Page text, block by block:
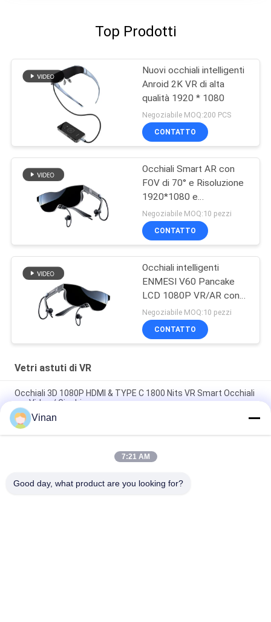
Top Prodotti
Nuovi occhiali intelligenti
Anroid 2K VR di alta
qualità 1920 * 1080
Negoziabile MOQ:200 PCS
CONTATTO
Occhiali Smart AR con
FOV di 70° e Risoluzione
1920*1080 e
Connettività USB-C
HDMI
Negoziabile MOQ:10 pezzi
CONTATTO
Occhiali intelligenti
ENMESI V60 Pancake
LCD 1080P VR/AR con
tipo C e HDMI
Negoziabile MOQ:10 pezzi
CONTATTO
Vetri astuti di VR
Occhiali 3D 1080P HDMI & TYPE C 1800 Nits VR Smart Occhiali
per Video / Giochi
ENMESI V50 Occhiali intelligenti AR/VR OLED 3000 Nits 1080P
Display montato sulla testa con USB-C
ENMESI V30 43 gradi USB-C & HDMI Interfaccia VR Smart
Vinan
7:21 AM
Good day, what product are you looking for?